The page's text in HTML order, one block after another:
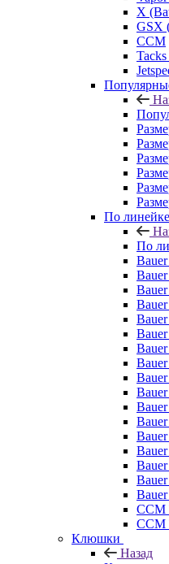
X
GSX
CCM
По
По
CCM
CCM
Клюшки
Назад